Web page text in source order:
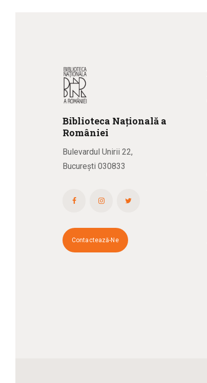
Biblioteca Națională a
României
Bulevardul Unirii 22,
București 030833
Contactează-Ne